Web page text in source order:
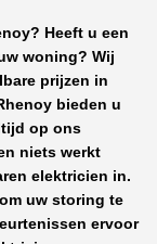
? Heeft u een
woning? Wij
prijzen in
bieden u
op ons
niets werkt
elektricien in.
uw storing te
ervoor